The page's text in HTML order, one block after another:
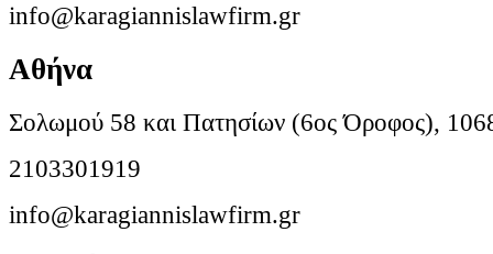
info@karagiannislawfirm.gr
Αθήνα
Σολωμού 58 και Πατησίων (6ος Όροφος),
2103301919
info@karagiannislawfirm.gr